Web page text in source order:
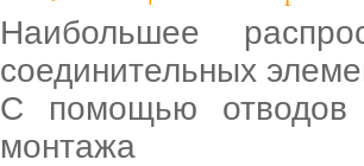
Наибольшее
соединительных
С помощью отводов
монтажа